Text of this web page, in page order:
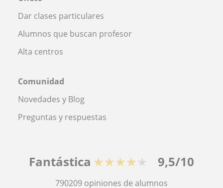
Dar clases particulares
Alumnos que buscan profesor
Alta centros
Comunidad
Novedades y Blog
Preguntas y respuestas
Fantástica ★★★★★ 9,5/10
790209 opiniones de alumnos